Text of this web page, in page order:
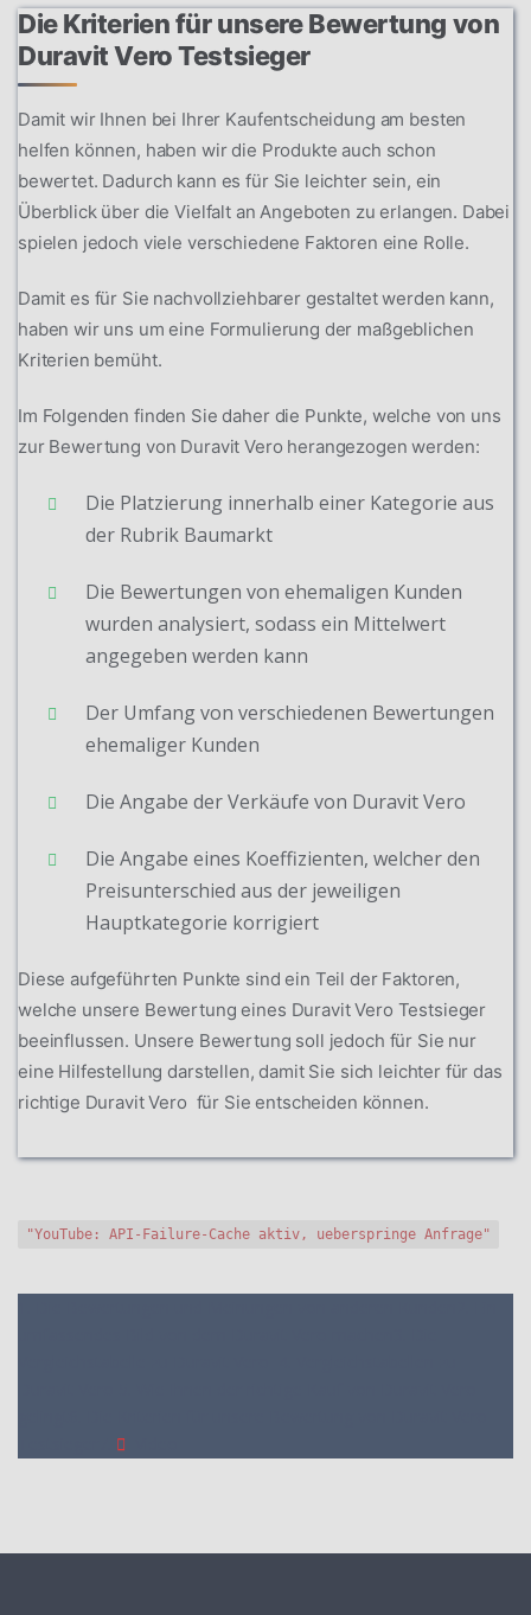
Die Kriterien für unsere Bewertung von
Duravit Vero Testsieger
Damit wir Ihnen bei Ihrer Kaufentscheidung am besten
helfen können, haben wir die Produkte auch schon
bewertet. Dadurch kann es für Sie leichter sein, ein
Überblick über die Vielfalt an Angeboten zu erlangen. Dabei
spielen jedoch viele verschiedene Faktoren eine Rolle.
Damit es für Sie nachvollziehbarer gestaltet werden kann,
haben wir uns um eine Formulierung der maßgeblichen
Kriterien bemüht.
Im Folgenden finden Sie daher die Punkte, welche von uns
zur Bewertung von Duravit Vero herangezogen werden:
Die Platzierung innerhalb einer Kategorie aus
der Rubrik Baumarkt
Die Bewertungen von ehemaligen Kunden
wurden analysiert, sodass ein Mittelwert
angegeben werden kann
Der Umfang von verschiedenen Bewertungen
ehemaliger Kunden
Die Angabe der Verkäufe von Duravit Vero
Die Angabe eines Koeffizienten, welcher den
Preisunterschied aus der jeweiligen
Hauptkategorie korrigiert
Diese aufgeführten Punkte sind ein Teil der Faktoren,
welche unsere Bewertung eines Duravit Vero Testsieger
beeinflussen. Unsere Bewertung soll jedoch für Sie nur
eine Hilfestellung darstellen, damit Sie sich leichter für das
richtige Duravit Vero für Sie entscheiden können.
"YouTube: API-Failure-Cache aktiv, ueberspringe Anfrage"